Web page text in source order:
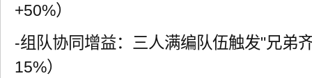
+50%）
-组队协同增益：三人满编队伍触发"兄弟
15%）